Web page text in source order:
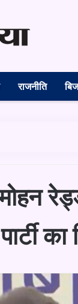
राजनीति